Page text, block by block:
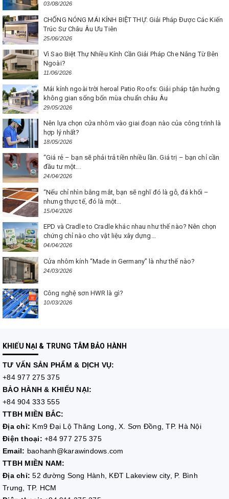
03/08/2026
CHỐNG NÓNG MÁI KÍNH BIỆT THỰ: Giải Pháp Được Các Kiến
Trúc Sư Châu Âu Ưu Tiên
25/06/2026
Vì Sao Biệt Thự Nhiều Kính Cần Giải Pháp Che Nắng Từ Bên
Ngoài?
11/06/2026
Mái kính ngoài trời heroal Patio Roofs: Giải pháp tận hưởng
không gian sống bốn mùa chuẩn châu Âu
29/05/2026
Nên lựa chọn cửa nhôm vào giai đoạn nào của công trình là
hợp lý nhất?
18/05/2026
“Giá rẻ – bạn sẽ phải trả tiền nhiều lần. Giá trị – bạn chỉ cần
đầu tư một...
24/04/2026
“Nếu chỉ nhìn bằng mắt, bạn sẽ nghĩ đó là gỗ, đá khối –
nhưng thực tế, đó là một...
15/04/2026
EPD và Cradle to Cradle khác nhau như thế nào? Nên chọn
chứng chỉ nào cho vật liệu xây dựng...
04/04/2026
Cửa nhôm kính “Made in Germany” là như thế nào?
24/03/2026
Công nghệ sơn HWR là gì?
10/03/2026
KHIẾU NẠI & TRUNG TÂM BẢO HÀNH
TƯ VẤN SẢN PHẨM & DỊCH VỤ:
+84 977 275 375
BẢO HÀNH & KHIẾU NẠI:
+84 904 333 555
TTBH MIỀN BẮC:
Địa chỉ: Km9 Đại Lộ Thăng Long, X. Sơn Đồng, TP. Hà Nội
Điện thoại: +84 977 275 375
Email: baohanh@karawindows.com
TTBH MIỀN NAM:
Địa chỉ: 52 đường Song Hành, KĐT Lakeview city, P. Bình
Trưng, TP. HCM